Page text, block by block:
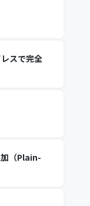
スで完全
加（Plain-